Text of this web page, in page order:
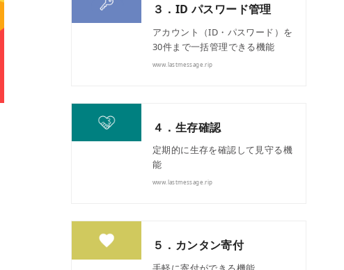
３．ID パスワード管理
アカウント（ID・パスワード）を
30件まで一括管理できる機能
www.lastmessage.rip
４．生存確認
定期的に生存を確認して見守る機
能
www.lastmessage.rip
５．カンタン寄付